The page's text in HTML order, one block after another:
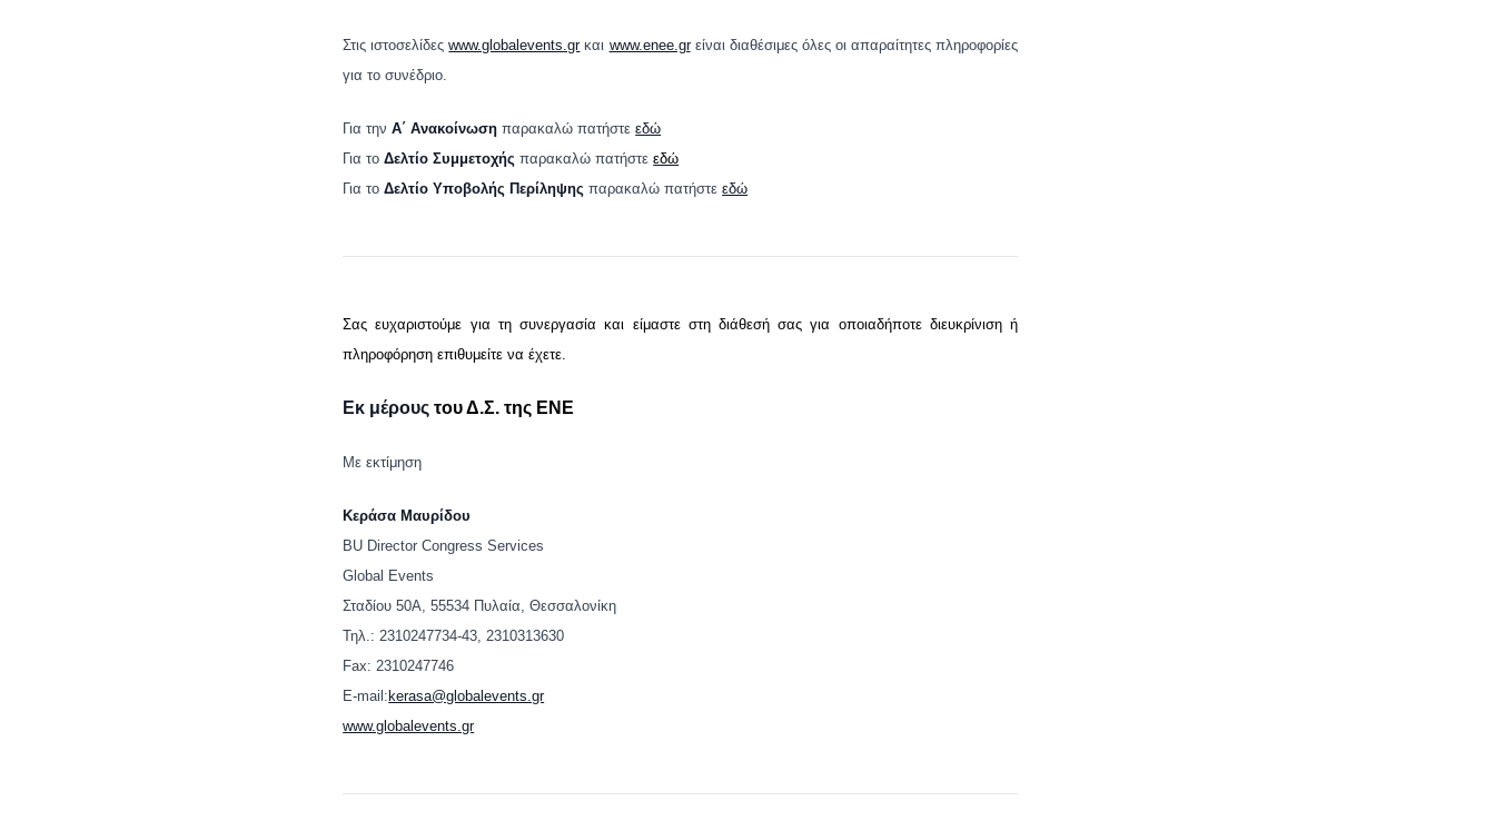
Στις ιστοσελίδεςwww.globalevents.grκαι www.enee.grείναι διαθέσιμες όλες οι απαραίτητες πληροφορίες
για το συνέδριο.
Για την Α΄ Ανακοίνωσηπαρακαλώ πατήστεεδώ
Για το Δελτίο Συμμετοχήςπαρακαλώ πατήστεεδώ
Για το Δελτίο Υποβολής Περίληψηςπαρακαλώ πατήστεεδώ
Σας ευχαριστούμε για τη συνεργασία και είμαστε στη διάθεσή σας για οποιαδήποτε διευκρίνιση ή
πληροφόρηση επιθυμείτε να έχετε.
Εκ μέρουςτου Δ.Σ. της ΕΝΕ
Με εκτίμηση
Κεράσα Μαυρίδου
BU Director Congress Services
Global Events
Σταδίου 50Α, 55534 Πυλαία, Θεσσαλονίκη
Τηλ.: 2310247734-43, 2310313630
Fax: 2310247746
E-mail: kerasa@globalevents.gr
www.globalevents.gr